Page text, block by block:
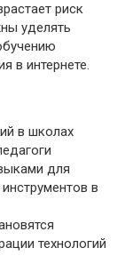
риск
уделять
в интернете.
в школах
для
в
технологий